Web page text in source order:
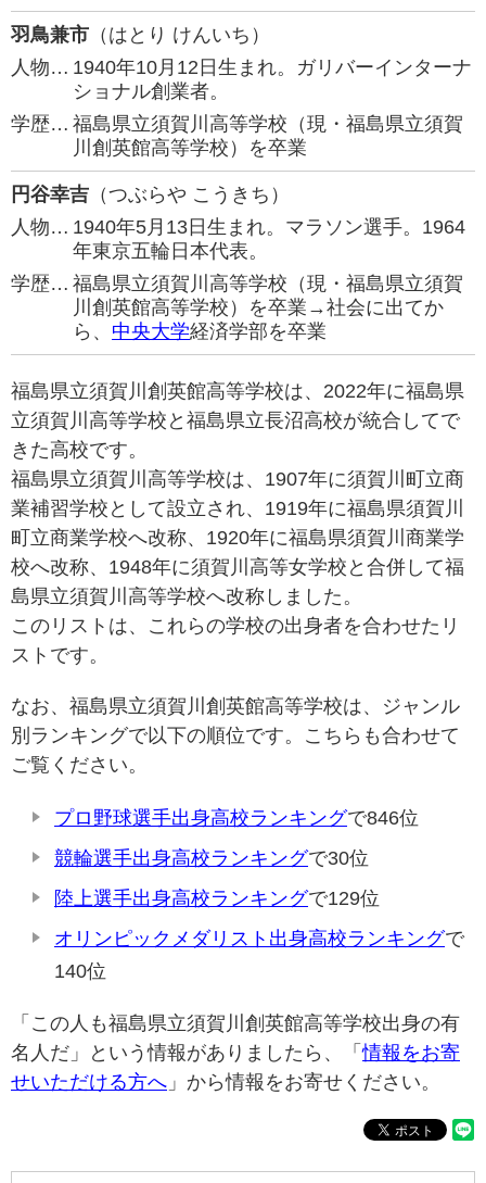
羽鳥兼市 （はとり けんいち）
人物… 1940年10月12日生まれ。ガリバーインターナ
ショナル創業者。
学歴… 福島県立須賀川高等学校（現・福島県立須賀
川創英館高等学校）を卒業
円谷幸吉 （つぶらや こうきち）
人物… 1940年5月13日生まれ。マラソン選手。1964
年東京五輪日本代表。
学歴… 福島県立須賀川高等学校（現・福島県立須賀
川創英館高等学校）を卒業→社会に出てか
ら、 中央大学経済学部を卒業
福島県立須賀川創英館高等学校は、2022年に福島県
立須賀川高等学校と福島県立長沼高校が統合してで
きた高校です。
福島県立須賀川高等学校は、1907年に須賀川町立商
業補習学校として設立され、1919年に福島県須賀川
町立商業学校へ改称、1920年に福島県須賀川商業学
校へ改称、1948年に須賀川高等女学校と合併して福
島県立須賀川高等学校へ改称しました。
このリストは、これらの学校の出身者を合わせたリ
ストです。
なお、福島県立須賀川創英館高等学校は、ジャンル
別ランキングで以下の順位です。こちらも合わせて
ご覧ください。
プロ野球選手出身高校ランキングで846位
競輪選手出身高校ランキングで30位
陸上選手出身高校ランキングで129位
オリンピックメダリスト出身高校ランキングで
140位
「この人も福島県立須賀川創英館高等学校出身の有
名人だ」という情報がありましたら、「情報をお寄
せいただける方へ 」から情報をお寄せください。